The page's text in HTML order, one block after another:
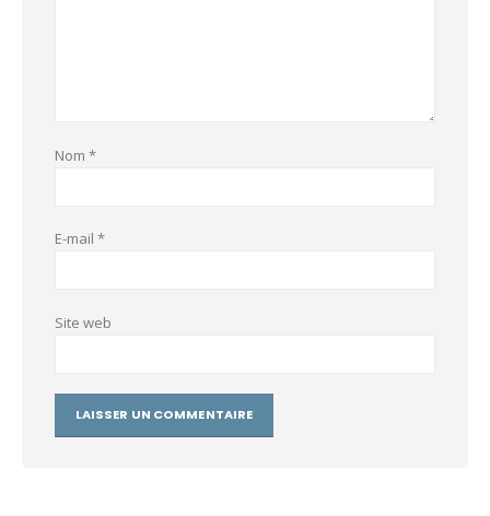
Nom *
E-mail *
Site web